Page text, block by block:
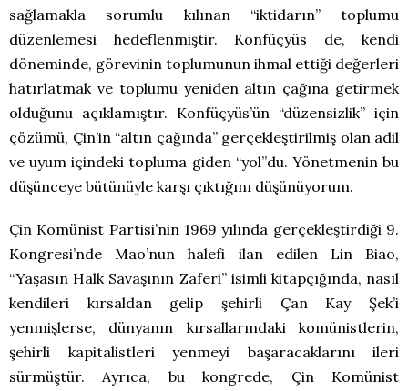
sağlamakla sorumlu kılınan “iktidarın” toplumu
düzenlemesi hedeflenmiştir. Konfüçyüs de, kendi
döneminde, görevinin toplumunun ihmal ettiği değerleri
hatırlatmak ve toplumu yeniden altın çağına getirmek
olduğunu açıklamıştır. Konfüçyüs’ün “düzensizlik” için
çözümü, Çin’in “altın çağında” gerçekleştirilmiş olan adil
ve uyum içindeki topluma giden “yol”du. Yönetmenin bu
düşünceye bütünüyle karşı çıktığını düşünüyorum.
Çin Komünist Partisi’nin 1969 yılında gerçekleştirdiği 9.
Kongresi’nde Mao’nun halefi ilan edilen Lin Biao,
“Yaşasın Halk Savaşının Zaferi” isimli kitapçığında, nasıl
kendileri kırsaldan gelip şehirli Çan Kay Şek’i
yenmişlerse, dünyanın kırsallarındaki komünistlerin,
şehirli kapitalistleri yenmeyi başaracaklarını ileri
sürmüştür. Ayrıca, bu kongrede, Çin Komünist